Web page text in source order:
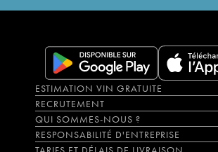
ESTIMATION VIN GRATUITE
RECRUTEMENT
QUI SOMMES-NOUS ?
RESPONSABILITÉ D'ENTREPRISE